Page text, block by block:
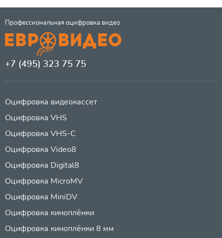
Профессиональная оцифровка видео
+7 (495) 323 75 75
Оцифровка видеокассет
Оцифровка VHS
Оцифровка VHS-C
Оцифровка Video8
Оцифровка Digital8
Оцифровка MicroMV
Оцифровка MiniDV
Оцифровка киноплёнки
Оцифровка киноплёнки 8 мм